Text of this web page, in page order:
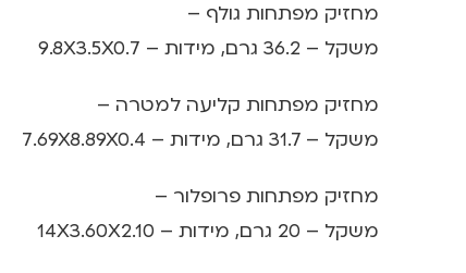
מחזיק מפתחות גולף –
משקל – 36.2 גרם, מידות – 9.8X3.5X0.7
מחזיק מפתחות קליעה למטרה –
משקל – 31.7 גרם, מידות – 7.69X8.89X0.4
מחזיק מפתחות פרופלור –
משקל – 20 גרם, מידות – 14X3.60X2.10